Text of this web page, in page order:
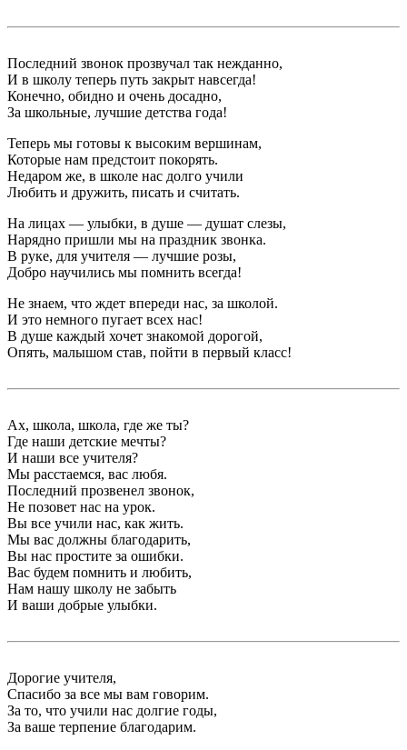
Последний звонок прозвучал так нежданно,
И в школу теперь путь закрыт навсегда!
Конечно, обидно и очень досадно,
За школьные, лучшие детства года!
Теперь мы готовы к высоким вершинам,
Которые нам предстоит покорять.
Недаром же, в школе нас долго учили
Любить и дружить, писать и считать.
На лицах — улыбки, в душе — душат слезы,
Нарядно пришли мы на праздник звонка.
В руке, для учителя — лучшие розы,
Добро научились мы помнить всегда!
Не знаем, что ждет впереди нас, за школой.
И это немного пугает всех нас!
В душе каждый хочет знакомой дорогой,
Опять, малышом став, пойти в первый класс!
Ах, школа, школа, где же ты?
Где наши детские мечты?
И наши все учителя?
Мы расстаемся, вас любя.
Последний прозвенел звонок,
Не позовет нас на урок.
Вы все учили нас, как жить.
Мы вас должны благодарить,
Вы нас простите за ошибки.
Вас будем помнить и любить,
Нам нашу школу не забыть
И ваши добрые улыбки.
Дорогие учителя,
Спасибо за все мы вам говорим.
За то, что учили нас долгие годы,
За ваше терпение благодарим.